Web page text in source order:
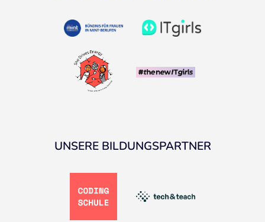
UNSERE BILDUNGSPARTNER